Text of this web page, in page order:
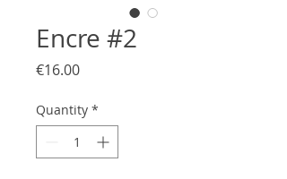
Encre #2
€16.00Price
Quantity *